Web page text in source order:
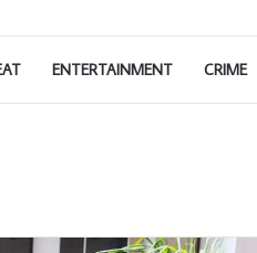
ENTERTAINMENT CRIME